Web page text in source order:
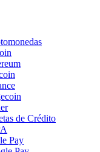
de Crédito
Pay